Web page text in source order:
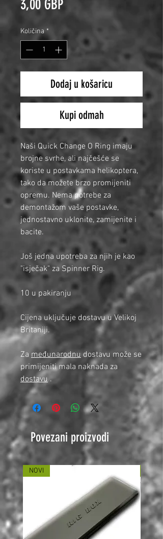
3,00 GBPCijena
Količina *
Dodaj u košaricu
Kupi odmah
Naši Quick Change O Ring imaju
brojne svrhe, ali najčešće se
koriste u postavkama helikoptera,
tako da možete brzo promijeniti
opremu. Nema potrebe za
demontažom vaše postavke,
jednostavno uklonite, zamijenite i
bacite.
Još jedna upotreba za njih je kao
"isječak" za Spinner Rig.
10 u pakiranju
Cijena uključuje dostavu u Velikoj
Britaniji.
Za međunarodnu dostavu može se
primijeniti mala naknada za
dostavu.
Povezani proizvodi
NOVI NOVI